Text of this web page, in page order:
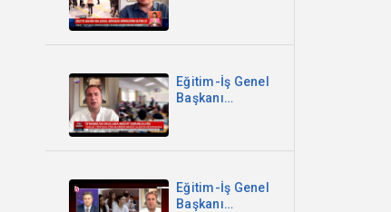
Birimlerine
Getirildi -
Kanal B
Eğitim-İş Genel
Başkanı
Zorunluluğu -
Sözcü TV
Eğitim-İş Genel
Başkanı